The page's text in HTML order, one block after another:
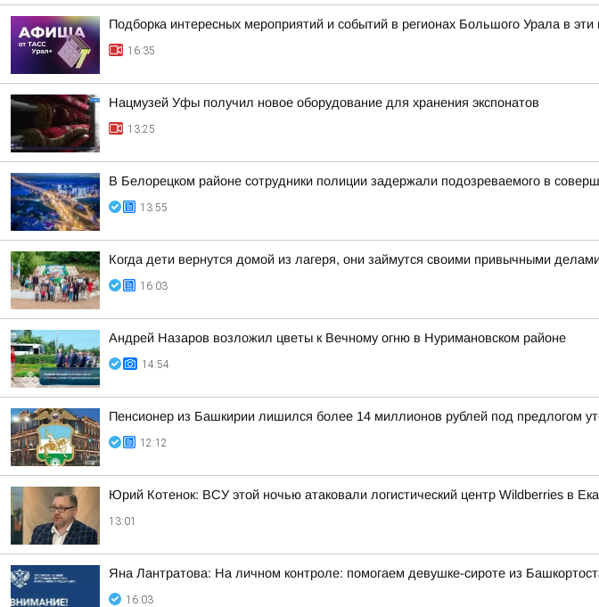
Подборка интересных мероприятий и событий в регионах Большого Урала в
16:35
Нацмузей Уфы получил новое оборудование для хранения экспонатов
13:25
В Белорецком районе сотрудники полиции задержали подозреваемого в
13:55
Когда дети вернутся домой из лагеря, они займутся своими привычными
16:03
Андрей Назаров возложил цветы к Вечному огню в Нуримановском районе
14:54
Пенсионер из Башкирии лишился более 14 миллионов рублей под предлогом
12:12
Юрий Котенок: ВСУ этой ночью атаковали логистический центр Wildberries в
13:01
Яна Лантратова: На личном контроле: помогаем девушке-сироте из
16:03